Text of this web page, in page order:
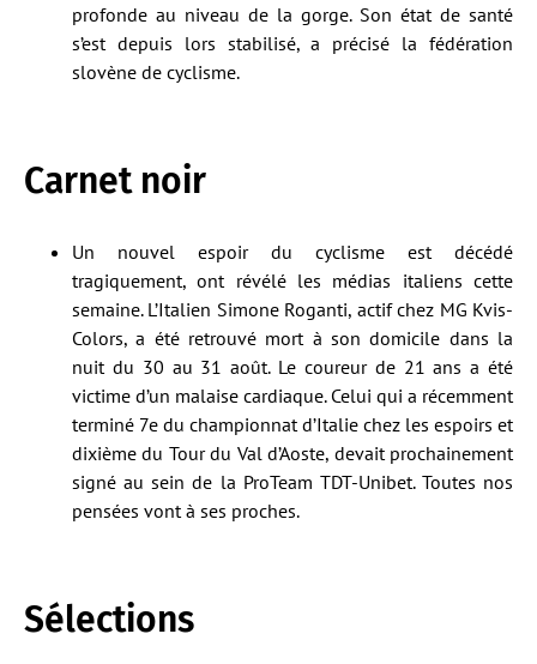
profonde au niveau de la gorge. Son état de santé
s’est depuis lors stabilisé, a précisé la fédération
slovène de cyclisme.
Carnet noir
Un nouvel espoir du cyclisme est décédé
tragiquement, ont révélé les médias italiens cette
semaine. L’Italien Simone Roganti, actif chez MG Kvis-
Colors, a été retrouvé mort à son domicile dans la
nuit du 30 au 31 août. Le coureur de 21 ans a été
victime d’un malaise cardiaque. Celui qui a récemment
terminé 7e du championnat d’Italie chez les espoirs et
dixième du Tour du Val d’Aoste, devait prochainement
signé au sein de la ProTeam TDT-Unibet. Toutes nos
pensées vont à ses proches.
Sélections